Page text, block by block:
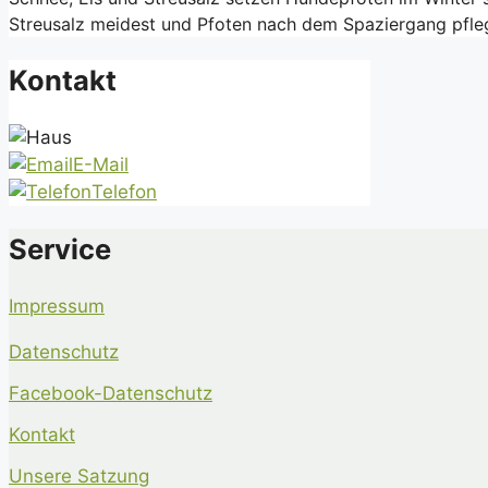
Streusalz meidest und Pfoten nach dem Spaziergang
Kontakt
E-Mail
Telefon
Service
Impressum
Datenschutz
Facebook-Datenschutz
Kontakt
Unsere Satzung